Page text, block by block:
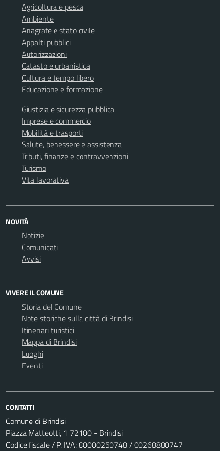
Agricoltura e pesca
Ambiente
Anagrafe e stato civile
Appalti pubblici
Autorizzazioni
Catasto e urbanistica
Cultura e tempo libero
Educazione e formazione
Giustizia e sicurezza pubblica
Imprese e commercio
Mobilità e trasporti
Salute, benessere e assistenza
Tributi, finanze e contravvenzioni
Turismo
Vita lavorativa
NOVITÀ
Notizie
Comunicati
Avvisi
VIVERE IL COMUNE
Storia del Comune
Note storiche sulla città di Brindisi
Itinenari turistici
Mappa di Brindisi
Luoghi
Eventi
CONTATTI
Comune di Brindisi
Piazza Matteotti, 1 72100 - Brindisi
Codice fiscale / P. IVA: 80000250748 / 00268880747